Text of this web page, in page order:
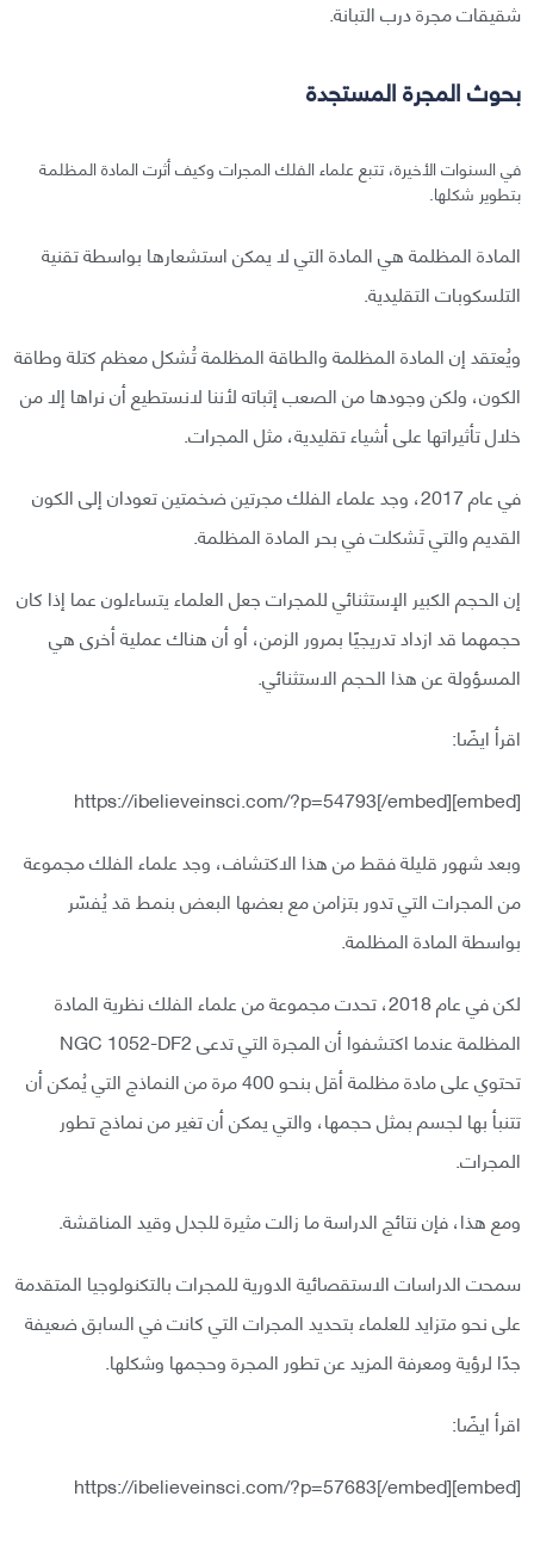
شقيقات مجرة درب التبانة.
بحوث المجرة المستجدة
في السنوات الأخيرة، تتبع علماء الفلك المجرات وكيف أثرت المادة المظلمة
بتطوير شكلها.
المادة المظلمة هي المادة التي لا يمكن استشعارها بواسطة تقنية
التلسكوبات التقليدية.
ويُعتقد إن المادة المظلمة والطاقة المظلمة تُشكل معظم كتلة وطاقة
الكون، ولكن وجودها من الصعب إثباته لأننا لانستطيع أن نراها إلا من
خلال تأثيراتها على أشياء تقليدية، مثل المجرات.
في عام 2017، وجد علماء الفلك مجرتين ضخمتين تعودان إلى الكون
القديم والتي تَشكلت في بحر المادة المظلمة.
إن الحجم الكبير الإستثنائي للمجرات جعل العلماء يتساءلون عما إذا كان
حجمهما قد ازداد تدريجيًا بمرور الزمن، أو أن هناك عملية أخرى هي
المسؤولة عن هذا الحجم الاستثنائي.
اقرأ ايضًا:
[embed]https://ibelieveinsci.com/?p=54793[/embed]
وبعد شهور قليلة فقط من هذا الاكتشاف، وجد علماء الفلك مجموعة
من المجرات التي تدور بتزامن مع بعضها البعض بنمط قد يُفسّر
بواسطة المادة المظلمة.
لكن في عام 2018، تحدت مجموعة من علماء الفلك نظرية المادة
المظلمة عندما اكتشفوا أن المجرة التي تدعى NGC 1052-DF2
تحتوي على مادة مظلمة أقل بنحو 400 مرة من النماذج التي يُمكن أن
تتنبأ بها لجسم بمثل حجمها، والتي يمكن أن تغير من نماذج تطور
المجرات.
ومع هذا، فإن نتائج الدراسة ما زالت مثيرة للجدل وقيد المناقشة.
سمحت الدراسات الاستقصائية الدورية للمجرات بالتكنولوجيا المتقدمة
على نحو متزايد للعلماء بتحديد المجرات التي كانت في السابق ضعيفة
جدًا لرؤية ومعرفة المزيد عن تطور المجرة وحجمها وشكلها.
اقرأ ايضًا:
[embed]https://ibelieveinsci.com/?p=57683[/embed]